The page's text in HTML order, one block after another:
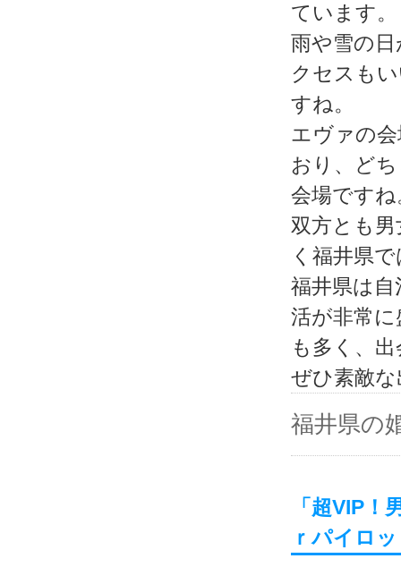
ています。
雨や雪の
クセスも
すね。
エヴァの
おり、ど
会場ですね
双方とも
く福井県
福井県は
活が非常
も多く、
ぜひ素敵
福井県の
「超VIP
ｒパイロ